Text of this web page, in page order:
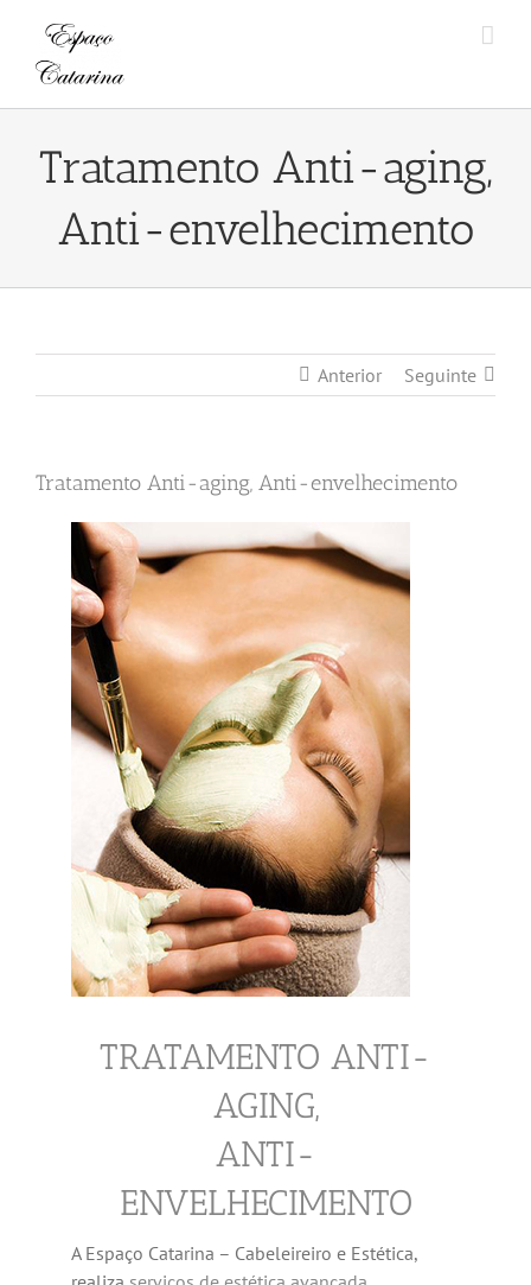
content
Tratamento Anti-aging,
Anti-envelhecimento
Anterior Seguinte
Tratamento Anti-aging, Anti-envelhecimento
TRATAMENTO ANTI-
AGING,
ANTI-
ENVELHECIMENTO
A Espaço Catarina – Cabeleireiro e Estética,